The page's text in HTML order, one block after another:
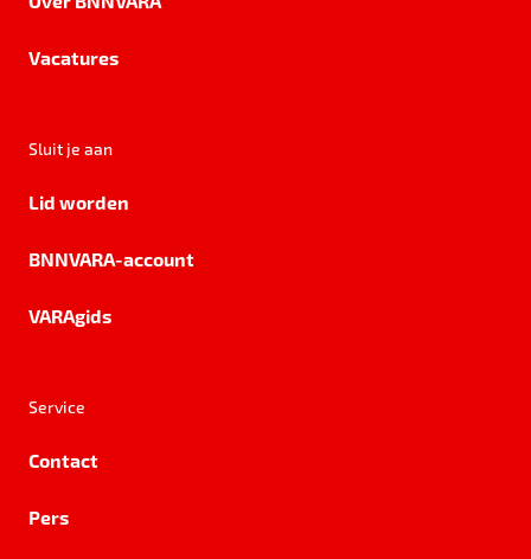
Vacatures
Sluit je aan
Lid worden
BNNVARA-account
VARAgids
Service
Contact
Pers